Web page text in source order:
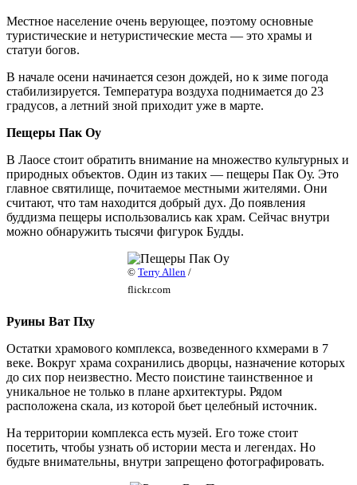
Местное население очень верующее, поэтому основные
туристические и нетуристические места — это храмы и
статуи богов.
В начале осени начинается сезон дождей, но к зиме погода
стабилизируется. Температура воздуха поднимается до 23
градусов, а летний зной приходит уже в марте.
Пещеры Пак Оу
В Лаосе стоит обратить внимание на множество культурных и
природных объектов. Один из таких — пещеры Пак Оу. Это
главное святилище, почитаемое местными жителями. Они
считают, что там находится добрый дух. До появления
буддизма пещеры использовались как храм. Сейчас внутри
можно обнаружить тысячи фигурок Будды.
© Terry Allen /
flickr.com
Руины Ват Пху
Остатки храмового комплекса, возведенного кхмерами в 7
веке. Вокруг храма сохранились дворцы, назначение которых
до сих пор неизвестно. Место поистине таинственное и
уникальное не только в плане архитектуры. Рядом
расположена скала, из которой бьет целебный источник.
На территории комплекса есть музей. Его тоже стоит
посетить, чтобы узнать об истории места и легендах. Но
будьте внимательны, внутри запрещено фотографировать.